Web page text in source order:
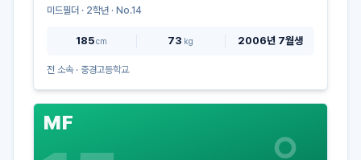
미드필더 · 2학년 · No.14
185cm 73 kg 2006년 7월생
전 소속 · 중경고등학교
MF